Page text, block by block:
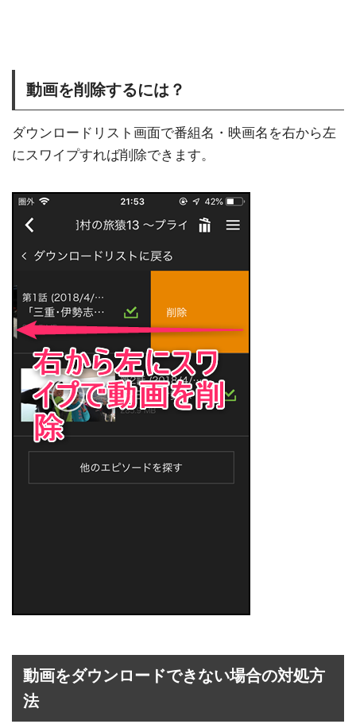
動画を削除するには？
ダウンロードリスト画面で番組名・映画名を右から左
にスワイプすれば削除できます。
動画をダウンロードできない場合の対処方
法